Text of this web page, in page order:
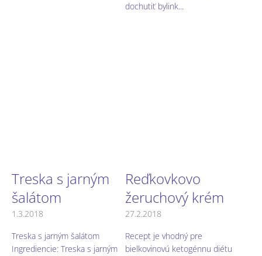
dochutiť bylink...
Treska s jarným
šalátom
1.3.2018
Treska s jarným šalátom
Ingrediencie: Treska s jarným
Reďkovkovo
žeruchový krém
27.2.2018
Recept je vhodný pre
bielkovinovú ketogénnu diétu